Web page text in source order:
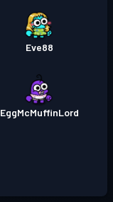
Eve88
EggMcMuffinLord